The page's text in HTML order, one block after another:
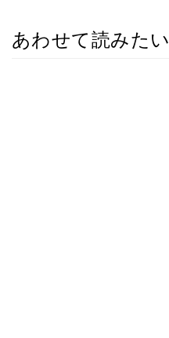
あわせて読みたい